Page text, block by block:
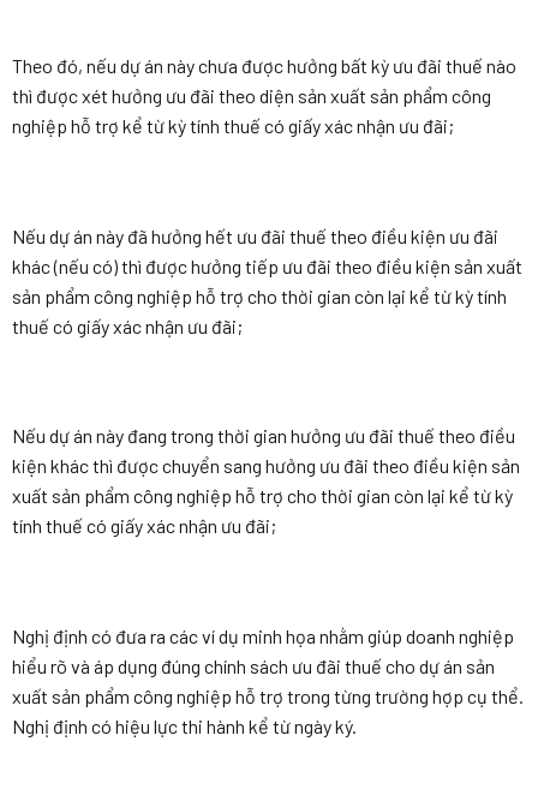
Theo đó, nếu dự án này chưa được hưởng bất kỳ ưu đãi thuế nào
thì được xét hưởng ưu đãi theo diện sản xuất sản phẩm công
nghiệp hỗ trợ kể từ kỳ tính thuế có giấy xác nhận ưu đãi;
Nếu dự án này đã hưởng hết ưu đãi thuế theo điều kiện ưu đãi
khác (nếu có) thì được hưởng tiếp ưu đãi theo điều kiện sản xuất
sản phẩm công nghiệp hỗ trợ cho thời gian còn lại kể từ kỳ tính
thuế có giấy xác nhận ưu đãi;
Nếu dự án này đang trong thời gian hưởng ưu đãi thuế theo điều
kiện khác thì được chuyển sang hưởng ưu đãi theo điều kiện sản
xuất sản phẩm công nghiệp hỗ trợ cho thời gian còn lại kể từ kỳ
tính thuế có giấy xác nhận ưu đãi;
Nghị định có đưa ra các ví dụ minh họa nhằm giúp doanh nghiệp
hiểu rõ và áp dụng đúng chính sách ưu đãi thuế cho dự án sản
xuất sản phẩm công nghiệp hỗ trợ trong từng trường hợp cụ thể.
Nghị định có hiệu lực thi hành kể từ ngày ký.